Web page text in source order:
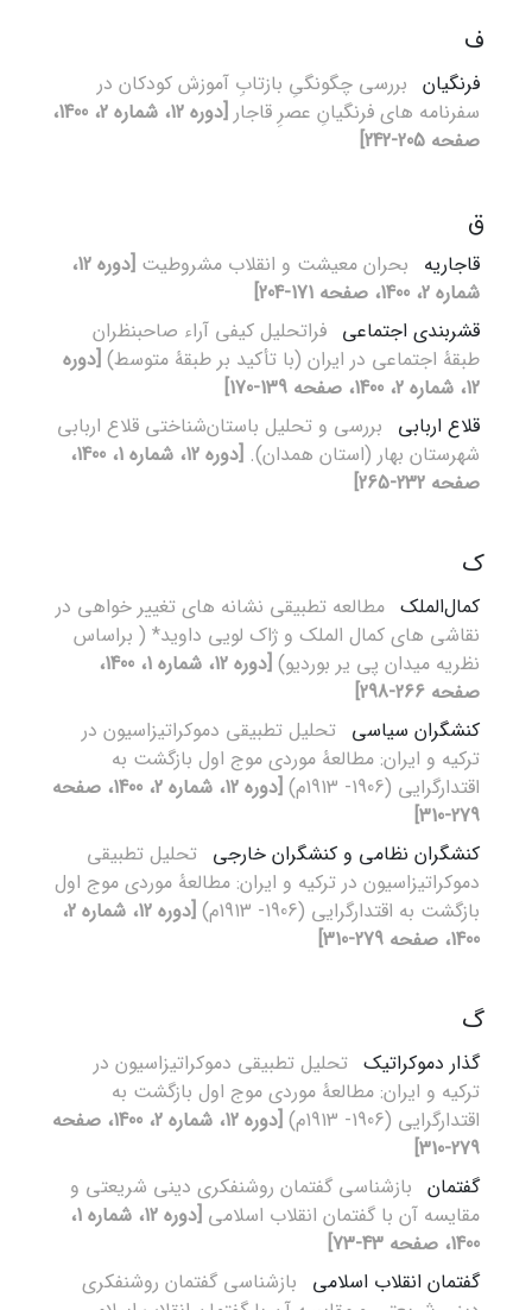
ف
فرنگیان بررسی چگونگیِ بازتابِ آموزش‌ کودکان در
سفرنامه های فرنگیانِ عصرِ قاجار
[دوره 12، شماره 2، 1400،
صفحه 205-242]
ق
قاجاریه بحران معیشت و انقلاب مشروطیت
[دوره 12،
شماره 2، 1400، صفحه 171-204]
قشربندی اجتماعی فراتحلیل کیفی آراء صاحبنظران
طبقۀ اجتماعی در ایران (با تأکید بر طبقۀ متوسط) [دوره
12، شماره 2، 1400، صفحه 139-170]
قلاع اربابی بررسی و تحلیل باستان‌شناختی قلاع اربابی
شهرستان بهار (استان همدان).
[دوره 12، شماره 1، 1400،
صفحه 232-265]
ک
کمال‌الملک مطالعه تطبیقی نشانه های تغییر خواهی در
نقاشی های کمال الملک و ژاک لویی داوید* ( براساس
نظریه میدان پی یر بوردیو)
[دوره 12، شماره 1، 1400،
صفحه 266-298]
کنشگران سیاسی تحلیل تطبیقی دموکراتیزاسیون در
ترکیه و ایران: مطالعۀ موردی موج اول بازگشت به
اقتدارگرایی (1906- 1913م)
[دوره 12، شماره 2، 1400، صفحه
279-310]
کنشگران نظامی و کنشگران خارجی تحلیل تطبیقی
دموکراتیزاسیون در ترکیه و ایران: مطالعۀ موردی موج اول
بازگشت به اقتدارگرایی (1906- 1913م)
[دوره 12، شماره 2،
1400، صفحه 279-310]
گ
گذار دموکراتیک تحلیل تطبیقی دموکراتیزاسیون در
ترکیه و ایران: مطالعۀ موردی موج اول بازگشت به
اقتدارگرایی (1906- 1913م)
[دوره 12، شماره 2، 1400، صفحه
279-310]
گفتمان بازشناسی گفتمان روشنفکری دینی شریعتی و
مقایسه آن با گفتمان انقلاب اسلامی
[دوره 12، شماره 1،
1400، صفحه 43-73]
گفتمان انقلاب اسلامی بازشناسی گفتمان روشنفکری